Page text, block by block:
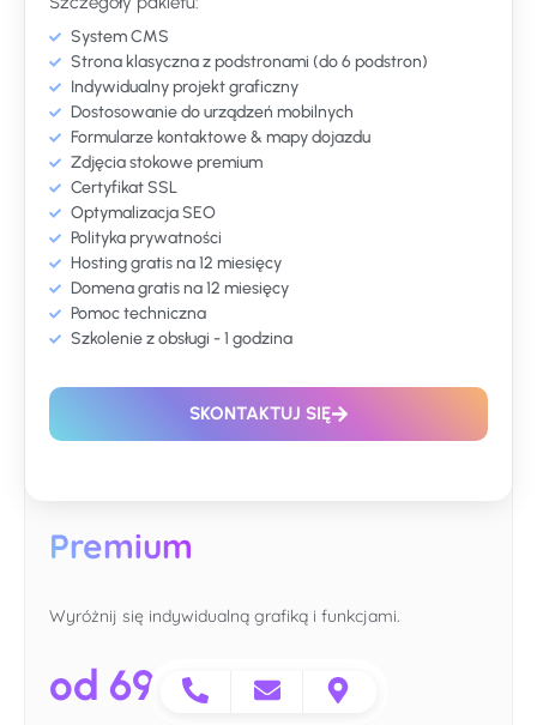
System CMS
Strona klasyczna z podstronami (do 6 podstron)
Indywidualny projekt graficzny
Dostosowanie do urządzeń mobilnych
Formularze kontaktowe & mapy dojazdu
Zdjęcia stokowe premium
Certyfikat SSL
Optymalizacja SEO
Polityka prywatności
Hosting gratis na 12 miesięcy
Domena gratis na 12 miesięcy
Pomoc techniczna
Szkolenie z obsługi - 1 godzina
SKONTAKTUJ SIĘ
Premium
Wyróżnij się indywidualną grafiką i funkcjami.
od 6900 zł/netto